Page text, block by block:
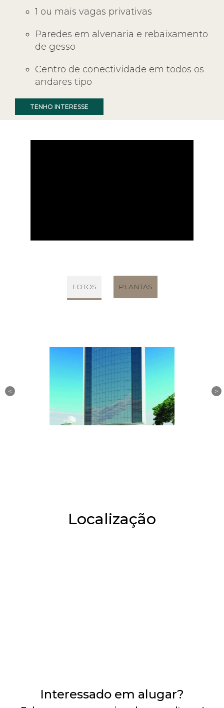
1 ou mais vagas privativas
Paredes em alvenaria e rebaixamento
de gesso
Centro de conectividade em todos os
andares tipo
FOTOS PLANTAS
Localização
Interessado em alugar?